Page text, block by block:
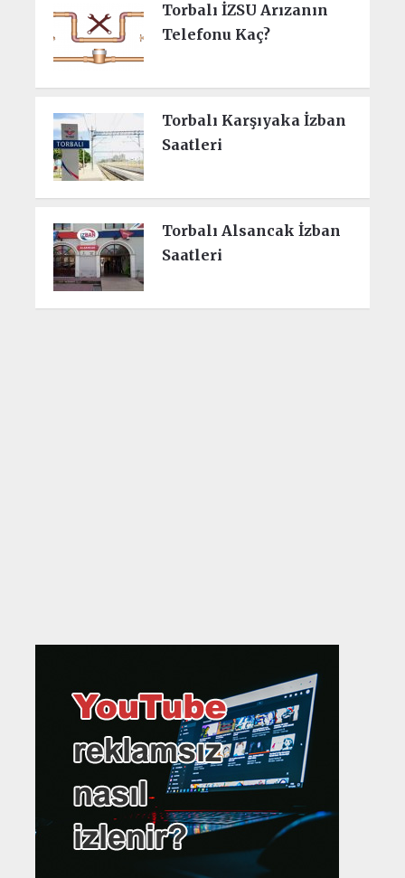
Torbalı İZSU Arızanın
Telefonu Kaç?
Torbalı Karşıyaka İzban
Saatleri
Torbalı Alsancak İzban
Saatleri